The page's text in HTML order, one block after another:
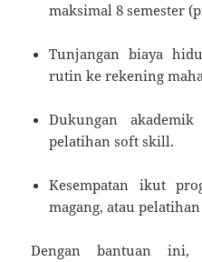
maksimal 8 semester
Tunjangan biaya
rutin ke rekening
Dukungan
pelatihan soft skill.
Kesempatan ikut
magang, atau
Dengan bantuan ini,